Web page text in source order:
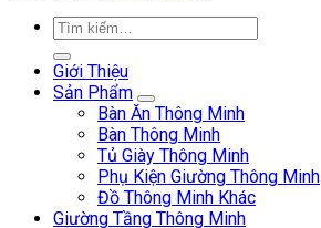
Giới Thiệu
Sản Phẩm
Bàn Ăn Thông Minh
Bàn Thông Minh
Tủ Giày Thông Minh
Phụ Kiện Giường Thông Minh
Đồ Thông Minh Khác
Giường Tầng Thông Minh